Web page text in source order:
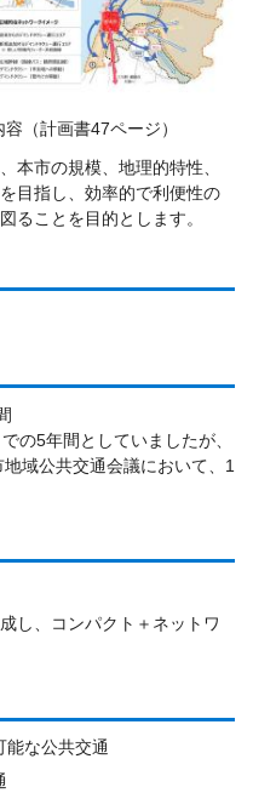
（計画書47ページ）
本市の規模、地理的特性、
目指し、効率的で利便性の
ることを目的とします。
の5年間としていましたが、
域公共交通会議において、1
し、コンパクト＋ネットワ
能な公共交通